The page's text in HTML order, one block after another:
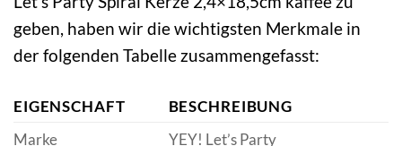
geben, haben wir die wichtigsten Merkmale in
der folgenden Tabelle zusammengefasst:
EIGENSCHAFT
BESCHREIBUNG
Marke
YEY! Let’s Party